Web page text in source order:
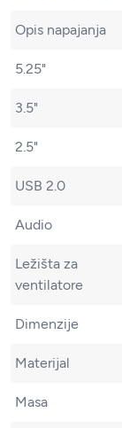
Opis napajanja
5.25"
3.5"
2.5"
USB 2.0
Audio
Ležišta za
ventilatore
Dimenzije
Materijal
Masa